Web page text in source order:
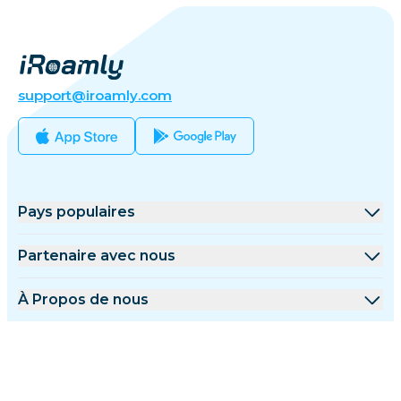
support@iroamly.com
Pays populaires
États-Unis
Turquie
Partenaire avec nous
Plateforme de gros
Programme d'affiliation
À Propos de nous